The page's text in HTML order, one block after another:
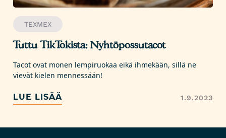
TEXMEX
Tuttu TikTokista: Nyhtöpossutacot
Tacot ovat monen lempiruokaa eikä ihmekään, sillä ne
vievät kielen mennessään!
LUE LISÄÄ 1.9.2023